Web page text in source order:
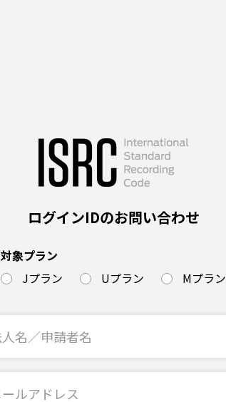
ログインIDのお問い合わせ
対象プラン
Jプラン
Uプラン Mプラン